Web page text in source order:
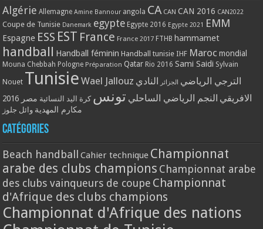
Algérie Allemagne Amine Bannour angola CA CAN CAN 2016 CAN2022
Coupe de Tunisie Danemark egypte Egypte 2016 Egypte 2021 EMM
Espagne ESS EST France France 2017 FTHB hammamet
handball Handball féminin Handball tunisie IHF Maroc mondial
Mouna Chebbah Pologne Préparation Qatar Rio 2016 Sami Saidi Sylvain
Nouet Tunisie Wael Jallouz الترجي الرياضي الجزائر
النادي
الافريقي النجم الرياضي الساحلي تونس كرة اليد النسائية مصر 2016
مكارم المهدية وائل جلوز
Catégories
Beach handball Cahier technique Championnat
arabe des clubs champions Championnat arabe
des clubs vainqueurs de coupe Championnat
d'Afrique des clubs champions
Championnat d'Afrique des nations